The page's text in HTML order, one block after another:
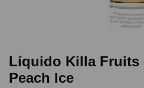
Líquido Killa Fruits
Peach Ice